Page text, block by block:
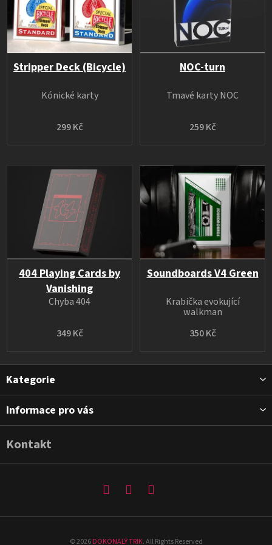
Stripper Deck (Bicycle)
299 Kč
Kónické karty
NOC-turn
259 Kč
Tmavé karty NOC
404 Playing Cards by
Vanishing
349 Kč
Chyba 404
Soundboards V4 Green
350 Kč
Krabička evokující
walkman
Z
p
Kategorie
Informace pro vás
Kontakt
©2026 DOKONALÝ TRIK. All Rights Reserved